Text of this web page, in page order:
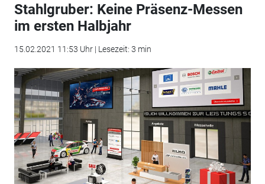
Stahlgruber: Keine Präsenz-Messen
im ersten Halbjahr
15.02.2021 11:53 Uhr | Lesezeit: 3 min